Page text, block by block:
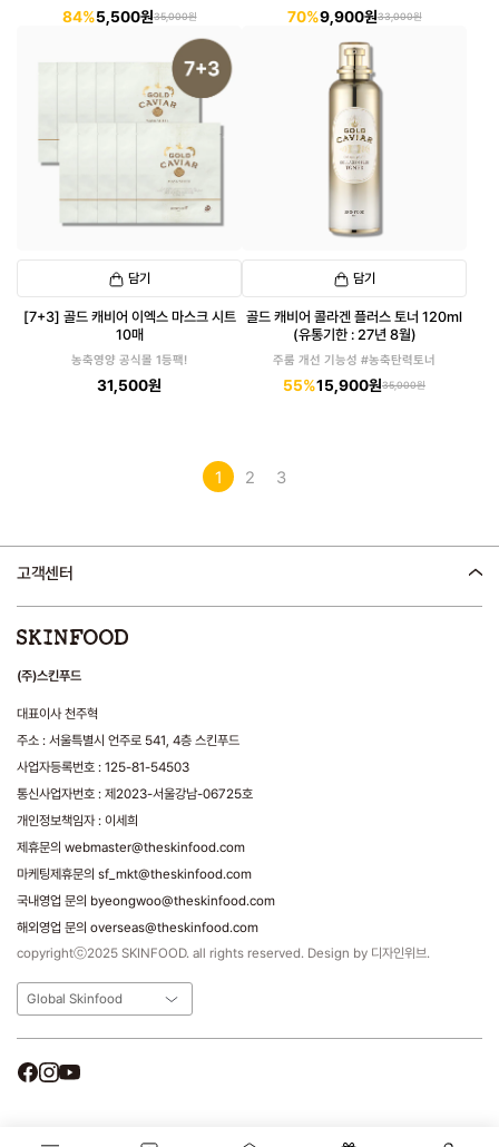
84%5,500원35,000원 70%9,900원33,000원
담기
[7+3] 골드 캐비어 이엑스 마스크 시트
10매
농축영양 공식몰 1등팩!
31,500원
담기
골드 캐비어 콜라겐 플러스 토너 120ml
(유통기한 : 27년 8월)
주룸 개선 기능성 #농축탄력토너
55%15,900원35,000원
1 2 3
고객센터
(주)스킨푸드
대표이사 천주혁
주소 : 서울특별시 언주로 541, 4층 스킨푸드
사업자등록번호 : 125-81-54503
통신사업자번호 : 제2023-서울강남-06725호
개인정보책임자 : 이세희
제휴문의 webmaster@theskinfood.com
마케팅제휴문의 sf_mkt@theskinfood.com
국내영업 문의 byeongwoo@theskinfood.com
해외영업 문의 overseas@theskinfood.com
copyrightⓒ2025 SKINFOOD. all rights reserved. Design by 디자인위브.
Global Skinfood